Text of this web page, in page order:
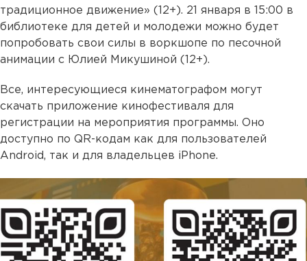
традиционное движение» (12+). 21 января в 15:00 в
библиотеке для детей и молодежи можно будет
попробовать свои силы в воркшопе по песочной
анимации с Юлией Микушиной (12+).
Все, интересующиеся кинематографом могут
скачать приложение кинофестиваля для
регистрации на мероприятия программы. Оно
доступно по QR-кодам как для пользователей
Android, так и для владельцев iPhone.